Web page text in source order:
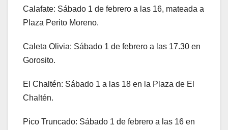
Calafate: Sábado 1 de febrero a las 16, mateada a
Plaza Perito Moreno.
Caleta Olivia: Sábado 1 de febrero a las 17.30 en
Gorosito.
El Chaltén: Sábado 1 a las 18 en la Plaza de El
Chaltén.
Pico Truncado: Sábado 1 de febrero a las 16 en